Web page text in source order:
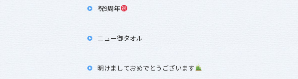
祝9周年
ニュー御タオル
明けましておめでとうございます